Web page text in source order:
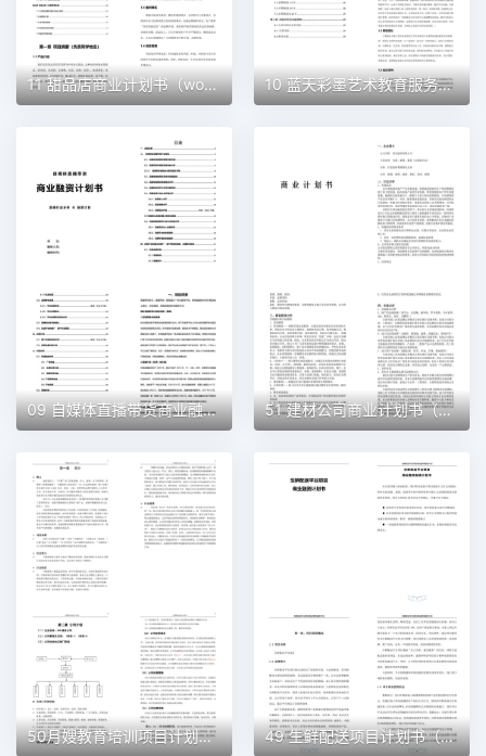
11 甜品店商业计划书（word+ppt配套）创业计划书word模板 10 蓝天彩墨艺术教育服务平台商业计划书（word+ppt配套）创业计划书word模板
09 自媒体直播带货商业融资计划书（word+ppt配套）创业计划书word模板 51 建材公司商业计划书（word+ppt配套）创业计划书word模板
50月嫂教育培训项目计划书（word＋ppt配套）创业计划书word模板 49 生鲜配送项目计划书（word＋ppt配套）创业计划书word模板